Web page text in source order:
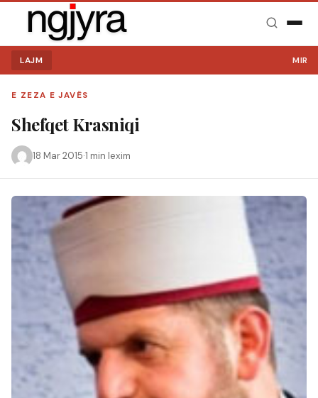
LAJM MIRË
E ZEZA E JAVËS
Shefqet Krasniqi
18 Mar 2015·1 min lexim